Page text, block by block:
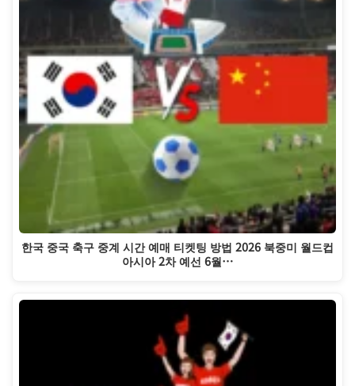
한국 중국 축구 중계 시간 예매 티켓팅 방법 2026 북중미 월드컵
아시아 2차 예선 6월…